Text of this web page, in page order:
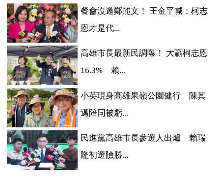
餐會沒邀鄭麗文！ 王金平喊：柯志
恩才是代...
高雄市長最新民調曝！ 大贏柯志恩
16.3% 賴...
小英現身高雄果嶺公園健行 陳其
邁陪同被虧...
民進黨高雄市長參選人出爐 賴瑞
隆初選險勝...